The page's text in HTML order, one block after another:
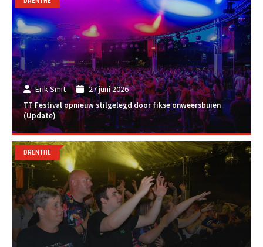
Erik Smit 27 juni 2026
TT Festival opnieuw stilgelegd door fikse onweersbuien
(Update)
DRENTHE